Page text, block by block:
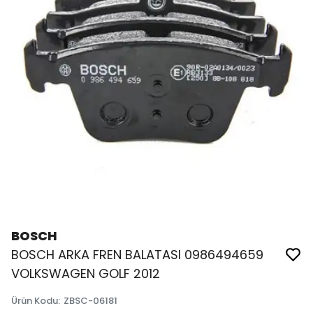
BOSCH
BOSCH ARKA FREN BALATASI 0986494659
VOLKSWAGEN GOLF 2012
Ürün Kodu: ZBSC-06181